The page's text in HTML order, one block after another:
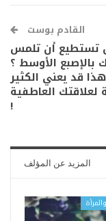
القادم بوست
تستطيع أن تلمس
الأوسط ؟
هذا قد يعني الكثير
لعلاقتك العاطفية
!
المزيد عن المؤلف